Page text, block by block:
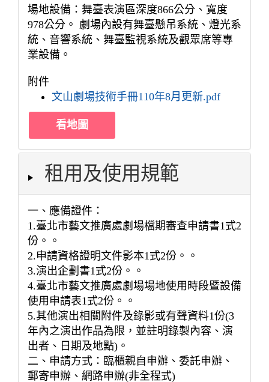
場地設備：舞臺表演區深度866公分、寬度
978公分。 劇場內設有舞臺懸吊系統、燈光系
統、音響系統、舞臺監視系統及觀眾席等專
業設備。
附件
文山劇場技術手冊110年8月更新.pdf
看地圖
租用及使用規範
一、應備證件：
1.臺北市藝文推廣處劇場檔期審查申請書1式2
份。。
2.申請資格證明文件影本1式2份。。
3.演出企劃書1式2份。。
4.臺北市藝文推廣處劇場場地使用時段暨設備
使用申請表1式2份。。
5.其他演出相關附件及錄影或有聲資料1份(3
年內之演出作品為限，並註明錄製內容、演
出者、日期及地點)。
二、申請方式：臨櫃親自申辦、委託申辦、
郵寄申辦、網路申辦(非全程式)